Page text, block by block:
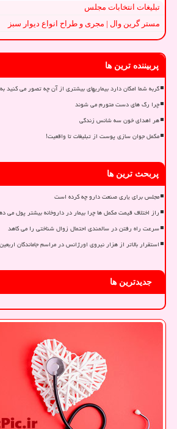
تبلیغات انتخابات مجلس
مستر گرین وال | مجری و طراح انواع دیوار سبز
پربیننده ترین ها
گربه شما امکان دارد بیماریهای بیشتری از آن چه تصور می کنید
چرا رگ های دست متورم می شوند
هر اهدای خون سه شانس زندگی
مکمل جوان سازی پوست از تبلیغات تا واقعیت!
پربحث ترین ها
مجلس برای یاری صنعت دارو چه کرده است
راز اختلاف قیمت مکمل ها چرا بیمار در داروخانه بیشتر پول می
سرعت راه رفتن در سالمندی احتمال زوال شناختی را می کاهد
استقرار بالاتر از هزار نیروی اورژانس در مراسم جاماندگان
جدیدترین ها